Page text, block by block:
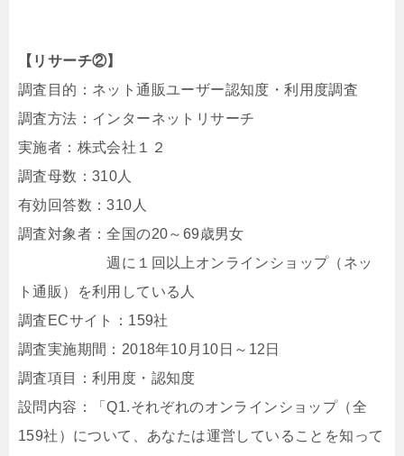
【リサーチ②】
調査目的：ネット通販ユーザー認知度・利用度調査
調査方法：インターネットリサーチ
実施者：株式会社１２
調査母数：310人
有効回答数：310人
調査対象者：全国の20～69歳男女
週に１回以上オンラインショップ（ネッ
ト通販）を利用している人
調査ECサイト：159社
調査実施期間：2018年10月10日～12日
調査項目：利用度・認知度
設問内容：「Q1.それぞれのオンラインショップ（全
159社）について、あなたは運営していることを知って